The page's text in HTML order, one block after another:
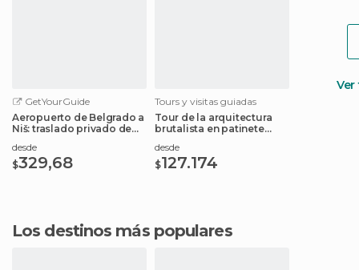
GetYourGuide
Aeropuerto de Belgrado a
Niš: traslado privado de
desde
$329,68
Tours y visitas guiadas
Tour de la arquitectura
brutalista en patinete
desde
$127.174
Los destinos más populares